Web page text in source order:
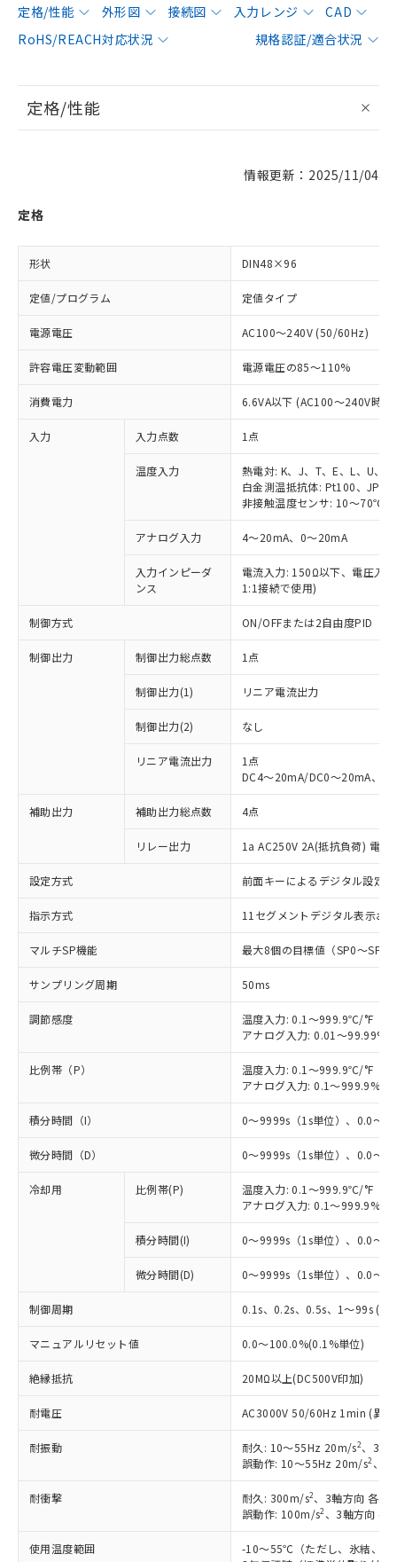
定格/性能 外形図 接続図 入力レンジ
CAD
RoHS/REACH対応状況
規格認証/適合状況
定格/性能
情報更新：2025/11/04
定格
形状 DIN48×96
定値/プログラム 定値タイプ
電源電圧 AC100～240V (50/60Hz)
許容電圧変動範囲 電源電圧の85～110%
消費電力 6.6VA以下 (AC100～240V時)
入力 入力点数 1点
温度入力
熱電対: K、J、T、E、L、U、
白金測温抵抗体: Pt100、
非接触温度センサ: 10～70℃
アナログ入力 4～20mA、0～20mA
入力インピーダ
ンス
電流入力: 150Ω以下、電圧入
1:1接続で使用)
制御方式 ON/OFFまたは2自由度PID（
制御出力 制御出力総点数 1点
制御出力(1) リニア電流出力
制御出力(2) なし
リニア電流出力
1点
DC4～20mA/DC0～20mA、
補助出力 補助出力総点数 4点
リレー出力 1a AC250V 2A(抵抗負荷) 電
設定方式 前面キーによるデジタル設定
指示方式 11セグメントデジタル表示お
マルチSP機能 最大8個の目標値（SP0～SP7
サンプリング周期 50ms
調節感度
温度入力: 0.1～999.9℃/°F（
アナログ入力: 0.01～
比例帯（P）
温度入力: 0.1～999.9℃/°F（
アナログ入力: 0.1～999.9%FS
積分時間（I） 0～9999s（1s単位）、0.0～
微分時間（D） 0～9999s（1s単位）、0.0～
冷却用 比例帯(P)
温度入力: 0.1～999.9℃/°F（
アナログ入力: 0.1～999.9%FS
積分時間(I) 0～9999s（1s単位）、0.0～
微分時間(D) 0～9999s（1s単位）、0.0～
制御周期 0.1s、0.2s、0.5s、1～99s (1s
マニュアルリセット値 0.0～100.0%(0.1%単位)
絶縁抵抗 20MΩ以上(DC500V印加)
耐電圧 AC3000V 50/60Hz 1min (異極
耐振動 耐久: 10～55Hz 20m/s2、3軸
誤動作: 10～55Hz 20m/s2 、3
耐衝撃 耐久: 300m/s2、3軸方向 各3回
誤動作: 100m/s2 、3軸方向 各
使用温度範囲
-10～55℃（ただし、氷結、結
ご利用条件
以下の条件をお読みいただき、同意のうえ
本サービスは、当社制御機器事業取扱
商品の当社在庫状況および標準価格
(税抜)を提供させていただくもので
※1 対応状況
対応済み：EU RoHS指令（10物質）の
す。
対応予定：EU RoHS指令（10物質）の非含
有に対応した製品に切り替える予定のある
対応予定なし：EU RoHS指令（10物質）の
非含有に非対応の商品で、対応品を出す予
調査・確認中：EU RoHS指令（10物質）の
非含有の対応状況を調査中または確認中の
害物質有無と関係のない商品です。
「○」：最大均質材料含有率が中国RoHSの
基準値以下であることを示します。